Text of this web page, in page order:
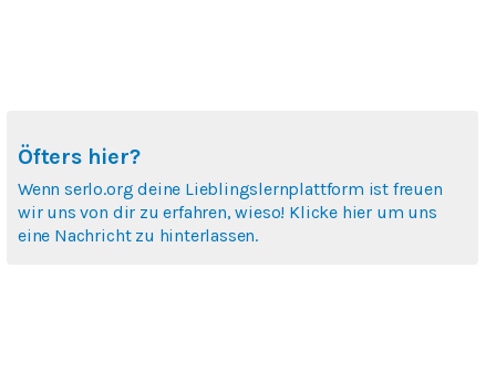
Öfters hier?
Wenn serlo.org deine Lieblingslernplattform ist freuen
wir uns von dir zu erfahren, wieso! Klicke hier um uns
eine Nachricht zu hinterlassen.